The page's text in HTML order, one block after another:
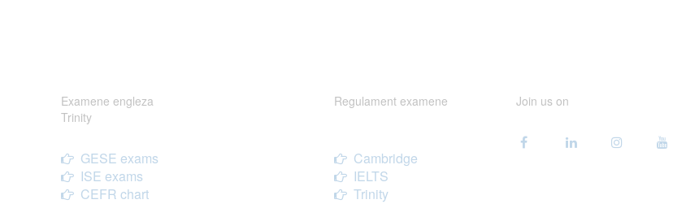
Examene engleza
Trinity
GESE exams
ISE exams
CEFR chart
Regulament examene
Cambridge
IELTS
Trinity
Join us on